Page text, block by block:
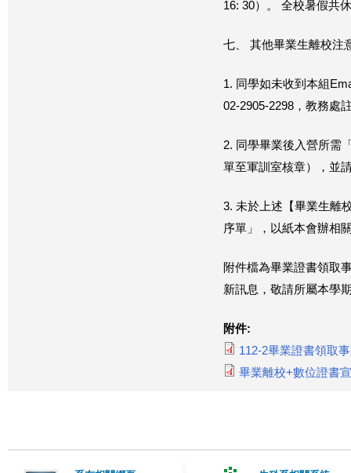
16: 30）。 全校暑假共
七、 其他畢業生離校注
1. 同學如未收到本組
02-2905-2298，教務處
2. 同學畢業後入營所需
單至軍訓室核章）
，並
3. 未於上述【畢業生離
序單」， 以紙本會辦相
附件檔為畢業證書領取
新訊息， 敬請所屬本學
附件:
112-2畢業證書領取
畢業離校+數位證書